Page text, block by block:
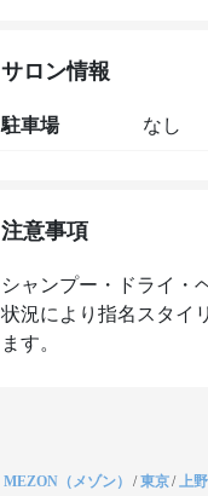
サロン情報
駐車場 なし
注意事項
シャンプー・ドライ・
状況により指名スタイ
ます。
MEZON（メゾン） /東京/上